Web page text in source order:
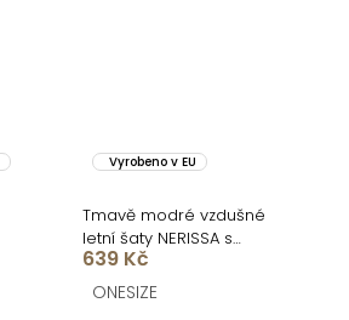
Vyrobeno v EU
Tmavě modré vzdušné
letní šaty NERISSA s
páskem
639 Kč
ONESIZE